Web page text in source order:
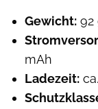
Gewicht: 92
mAh
Ladezeit: